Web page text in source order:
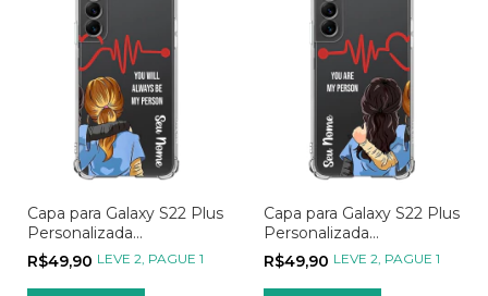
Capa para Galaxy S22 Plus
Personalizada
Metadinhas My Person -
Parte 02
R$49,90 LEVE 2, PAGUE 1
Capa para Galaxy S22 Plus
Personalizada
Metadinhas My Person -
Parte 01
R$49,90 LEVE 2, PAGUE 1